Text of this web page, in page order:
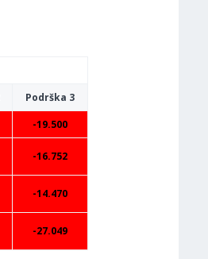
Podrška 3
-19.500
-16.752
-14.470
-27.049